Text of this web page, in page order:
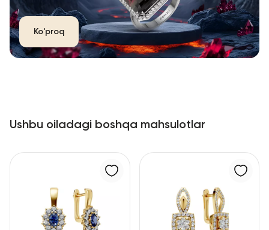
Ko'proq
Ushbu oiladagi boshqa mahsulotlar